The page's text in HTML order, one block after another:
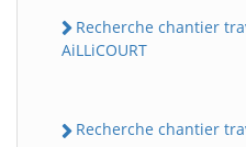
Recherche chantier
AiLLiCOURT
Recherche chantier